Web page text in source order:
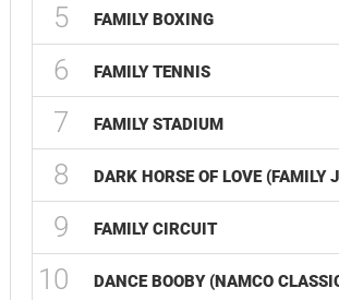
5 FAMILY BOXING
6 FAMILY TENNIS
7 FAMILY STADIUM
8 DARK HORSE OF LOVE (FAMILY
9 FAMILY CIRCUIT
10 DANCE BOOBY (NAMCO